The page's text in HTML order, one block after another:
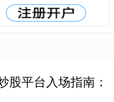
股平台入场指南：